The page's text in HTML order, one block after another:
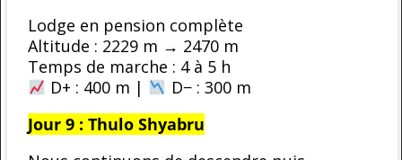
Lodge en pension complète
Altitude : 2229 m → 2470 m
Temps de marche : 4 à 5 h
D+ : 400 m |
D− : 300 m
Jour 9 : Thulo Shyabru